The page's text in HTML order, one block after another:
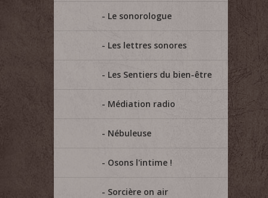
Le sonorologue
Les lettres sonores
Les Sentiers du bien-être
Médiation radio
Nébuleuse
Osons l'intime !
Sorcière on air